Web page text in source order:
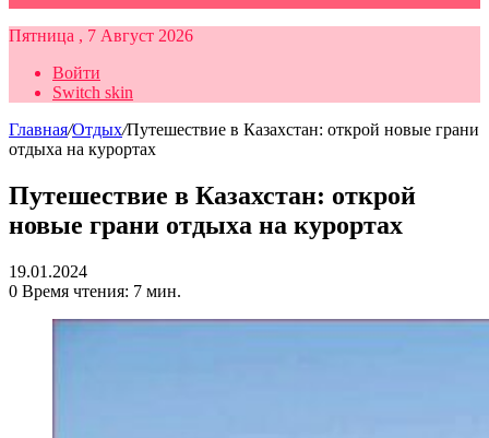
Пятница , 7 Август 2026
Войти
Switch skin
Главная/Отдых/Путешествие в Казахстан: открой новые грани
отдыха на курортах
Путешествие в Казахстан: открой
новые грани отдыха на курортах
19.01.2024
0 Время чтения: 7 мин.